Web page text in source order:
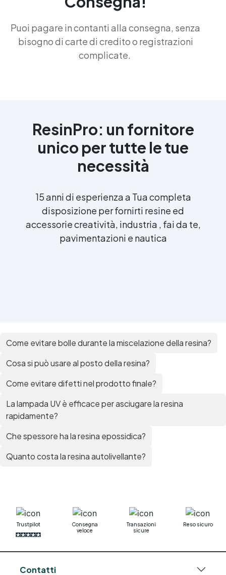
Puoi pagare in contanti alla consegna, senza
bisogno di carte di credito o registrazioni
complicate.
ResinPro: un fornitore
unico per tutte le tue
necessità
15 anni di esperienza a Tua completa
disposizione per fornirti resine ed
accessorie creatività, industria , fai da te,
pavimentazioni e nautica
Come evitare bolle durante la miscelazione della resina?
Cosa si può usare al posto della resina?
Come evitare difetti nel prodotto finale?
La lampada UV è efficace per asciugare la resina
rapidamente?
Che spessore ha la resina epossidica?
Quanto costa la resina autolivellante?
Trustpilot
Consegna
veloce
Transazioni
sicure
Reso sicuro
Contatti